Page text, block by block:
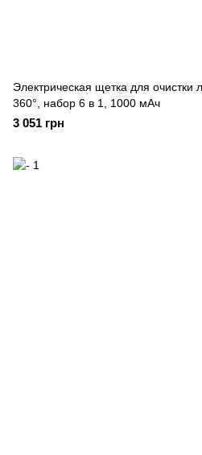
Электрическая щетка для
360°, набор 6 в 1, 1000 мАч
3 051 грн